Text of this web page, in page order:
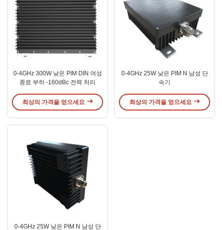
0-4GHz 300W 낮은 PIM DIN 여성
종료 부하 -160dBc 전력 처리
최상의 가격을 얻으세요
0-4GHz 25W 낮은 PIM N 남성 단
속기
최상의 가격을 얻으세요
0-4GHz 25W 낮은 PIM N 남성 단